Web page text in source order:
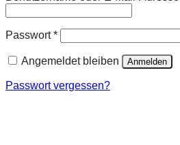
Passwort*
Angemeldet bleiben Anmelden
Passwort vergessen?